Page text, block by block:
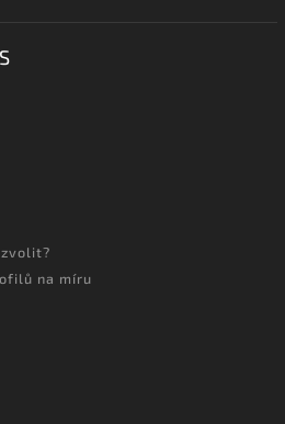
na míru